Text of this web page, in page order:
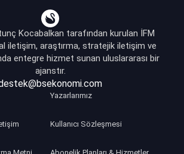
Kocabalkan tarafından kurulan İFM
iletişim, araştırma, stratejik iletişim ve
entegre hizmet sunan uluslararası bir
ajanstır.
Yazarlarımız
Kullanıcı Sözleşmesi